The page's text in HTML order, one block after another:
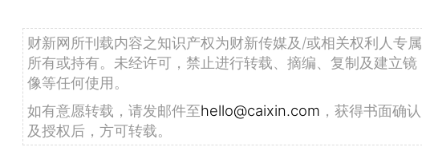
财新网所刊载内容之知识产权为财新传媒及/或相关权利人专属
所有或持有。未经许可，禁止进行转载、摘编、复制及建立镜
像等任何使用。
如有意愿转载，请发邮件至hello@caixin.com ，获得书面确认
及授权后，方可转载。